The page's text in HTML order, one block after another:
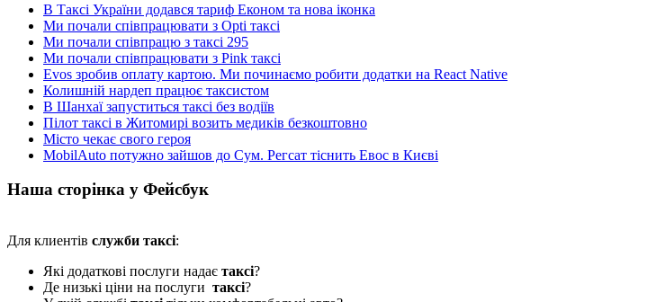
В Таксі України додався тариф Економ та нова іконка
Ми почали співпрацювати з Opti таксі
Ми почали співпрацю з таксі 295
Ми почали співпрацювати з Pink таксі
Evos зробив оплату картою. Ми починаємо робити додатки на React Native
Колишній нардеп працює таксистом
В Шанхаї запуститься таксі без водіїв
Пілот таксі в Житомирі возить медиків безкоштовно
Місто чекає свого героя
MobilAuto потужно зайшов до Сум. Регсат тіснить Евос в Києві
Наша сторінка у Фейсбук
Для клиентів служби таксі:
Які додаткові послуги надає таксі?
Де низькі ціни на послуги таксі?